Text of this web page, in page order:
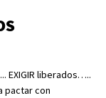
EXIGIR liberados…..
pactar con